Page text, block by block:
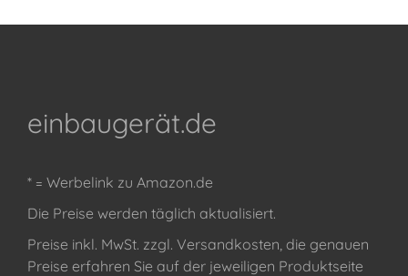
einbaugerät.de
* = Werbelink zu Amazon.de
Die Preise werden täglich aktualisiert.
Preise inkl. MwSt. zzgl. Versandkosten, die genauen
Preise erfahren Sie auf der jeweiligen Produktseite